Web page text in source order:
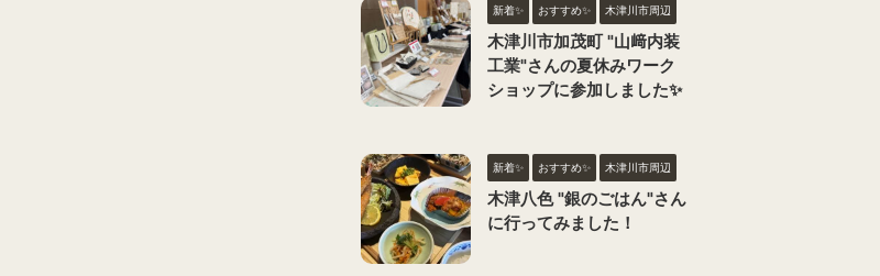
新着✨ おすすめ✨ 木津川市周辺
木津川市加茂町 "山﨑内装
工業"さんの夏休みワーク
ショップに参加しました✨
新着✨ おすすめ✨ 木津川市周辺
木津八色 "銀のごはん"さん
に行ってみました！